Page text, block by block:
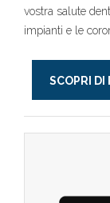
vostra salute
impianti e le
SCOPRI DI